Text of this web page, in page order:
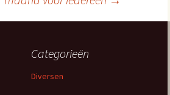
Categorieën
Diversen